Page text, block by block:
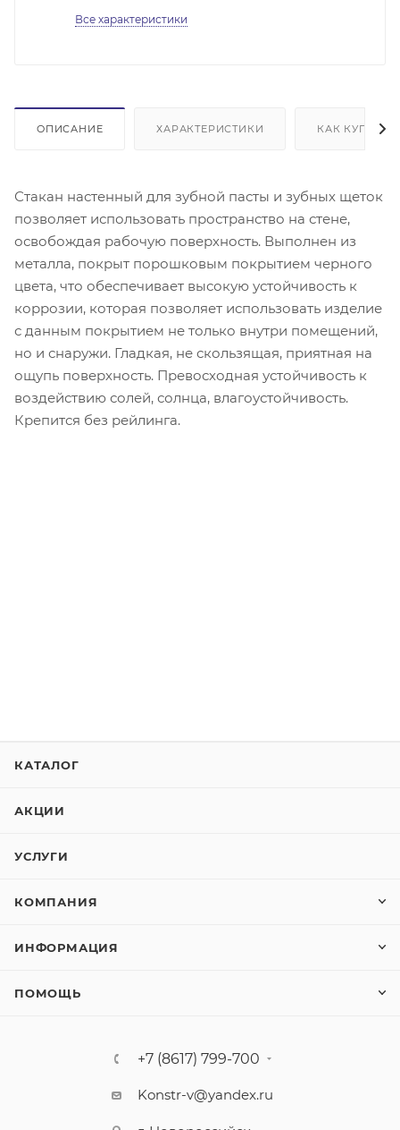
Все характеристики
ОПИСАНИЕ ХАРАКТЕРИСТИКИ КАК КУПИТЬ
Стакан настенный для зубной пасты и зубных щеток
позволяет использовать пространство на стене,
освобождая рабочую поверхность. Выполнен из
металла, покрыт порошковым покрытием черного
цвета, что обеспечивает высокую устойчивость к
коррозии, которая позволяет использовать изделие
с данным покрытием не только внутри помещений,
но и снаружи. Гладкая, не скользящая, приятная на
ощупь поверхность. Превосходная устойчивость к
воздействию солей, солнца, влагоустойчивость.
Крепится без рейлинга.
КАТАЛОГ
АКЦИИ
УСЛУГИ
КОМПАНИЯ
ИНФОРМАЦИЯ
ПОМОЩЬ
+7 (8617) 799-700
Konstr-v@yandex.ru